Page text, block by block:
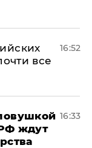
все
16:52
ждут
16:33